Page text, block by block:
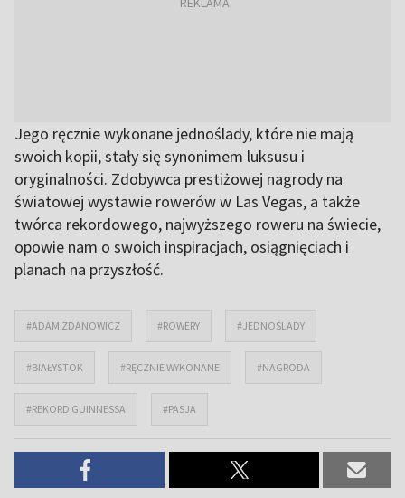
Jego ręcznie wykonane jednoślady, które nie mają
swoich kopii, stały się synonimem luksusu i
oryginalności. Zdobywca prestiżowej nagrody na
światowej wystawie rowerów w Las Vegas, a także
twórca rekordowego, najwyższego roweru na świecie,
opowie nam o swoich inspiracjach, osiągnięciach i
planach na przyszłość.
#ADAM ZDANOWICZ #ROWERY #JEDNOŚLADY
#BIAŁYSTOK #RĘCZNIE WYKONANE #NAGRODA
#REKORD GUINNESSA #PASJA